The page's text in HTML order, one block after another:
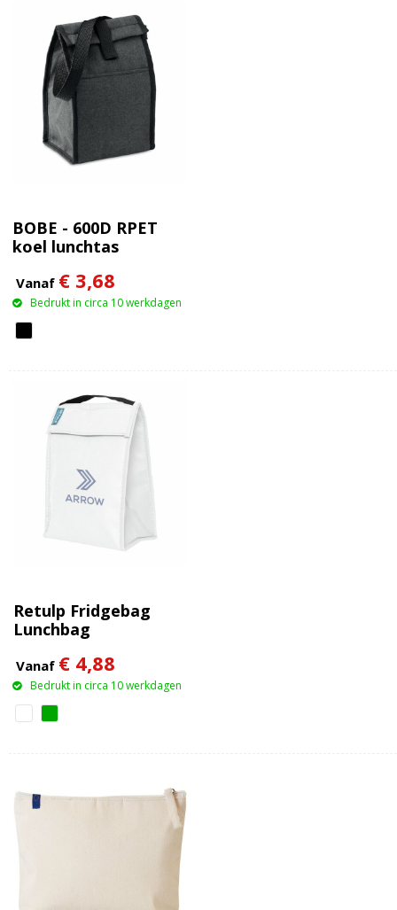
BOBE - 600D RPET
koel lunchtas
Vanaf € 3,68
Bedrukt in circa 10 werkdagen
Retulp Fridgebag
Lunchbag
Vanaf € 4,88
Bedrukt in circa 10 werkdagen